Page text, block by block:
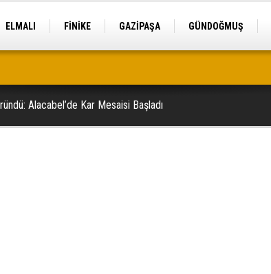
ELMALI FİNİKE GAZİPAŞA GÜNDOĞMUŞ
Alacabel’de Kar Mesaisi Başladı